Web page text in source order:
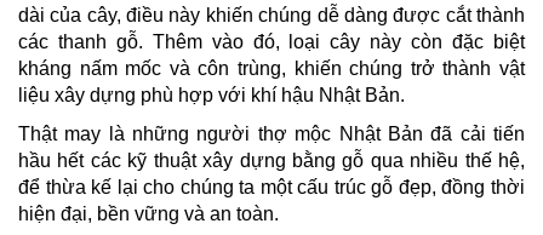
dài của cây, điều này khiến chúng dễ dàng được cắt thành
các thanh gỗ. Thêm vào đó, loại cây này còn đặc biệt
kháng nấm mốc và côn trùng, khiến chúng trở thành vật
liệu xây dựng phù hợp với khí hậu Nhật Bản.
Thật may là những người thợ mộc Nhật Bản đã cải tiến
hầu hết các kỹ thuật xây dựng bằng gỗ qua nhiều thế hệ,
để thừa kế lại cho chúng ta một cấu trúc gỗ đẹp, đồng thời
hiện đại, bền vững và an toàn.